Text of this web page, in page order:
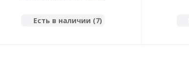
Есть в наличии (7)